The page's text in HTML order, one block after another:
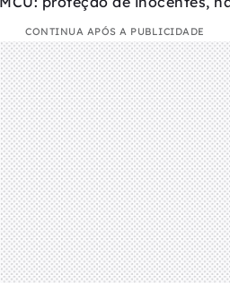
CONTINUA APÓS A PUBLICIDADE